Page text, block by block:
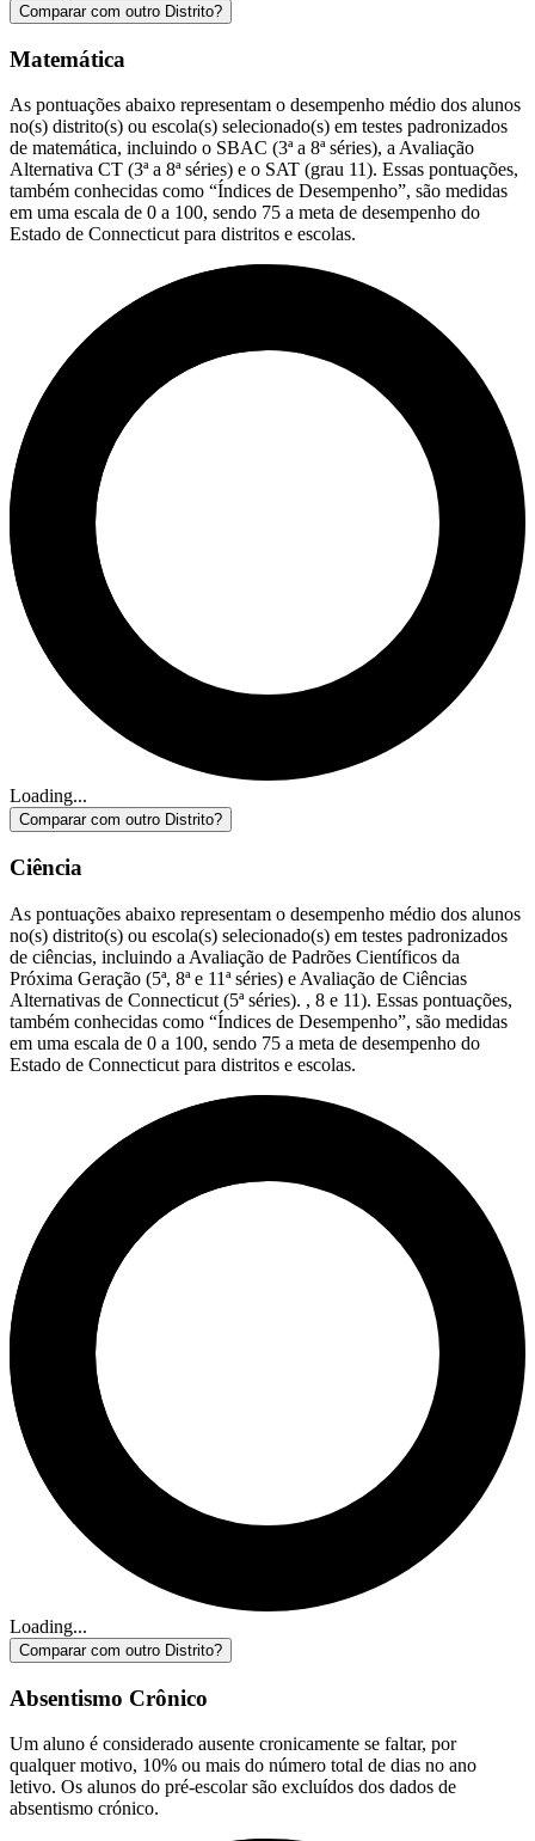
Comparar com outro Distrito?
Matemática
As pontuações abaixo representam o desempenho médio dos alunos
no(s) distrito(s) ou escola(s) selecionado(s) em testes padronizados
de matemática, incluindo o SBAC (3ª a 8ª séries), a Avaliação
Alternativa CT (3ª a 8ª séries) e o SAT (grau 11). Essas pontuações,
também conhecidas como “Índices de Desempenho”, são medidas
em uma escala de 0 a 100, sendo 75 a meta de desempenho do
Estado de Connecticut para distritos e escolas.
Loading...
Comparar com outro Distrito?
Ciência
As pontuações abaixo representam o desempenho médio dos alunos
no(s) distrito(s) ou escola(s) selecionado(s) em testes padronizados
de ciências, incluindo a Avaliação de Padrões Científicos da
Próxima Geração (5ª, 8ª e 11ª séries) e Avaliação de Ciências
Alternativas de Connecticut (5ª séries). , 8 e 11). Essas pontuações,
também conhecidas como “Índices de Desempenho”, são medidas
em uma escala de 0 a 100, sendo 75 a meta de desempenho do
Estado de Connecticut para distritos e escolas.
Loading...
Comparar com outro Distrito?
Absentismo Crônico
Um aluno é considerado ausente cronicamente se faltar, por
qualquer motivo, 10% ou mais do número total de dias no ano
letivo. Os alunos do pré-escolar são excluídos dos dados de
absentismo crónico.